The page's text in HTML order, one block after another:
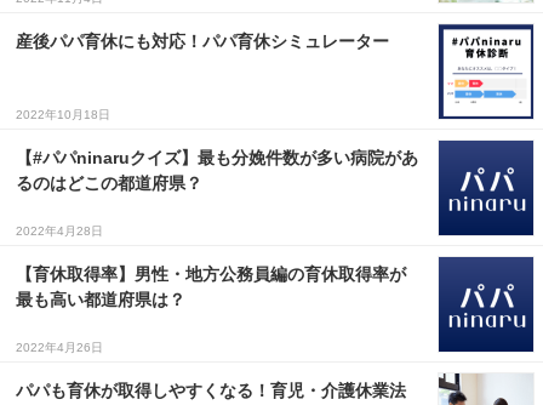
産後パパ育休にも対応！パパ育休シミュレーター
2022年10月18日
【#パパninaruクイズ】最も分娩件数が多い病院があ
るのはどこの都道府県？
2022年4月28日
【育休取得率】男性・地方公務員編の育休取得率が
最も高い都道府県は？
2022年4月26日
パパも育休が取得しやすくなる！育児・介護休業法